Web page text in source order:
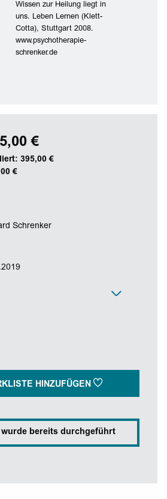
Wissen zur Heilung liegt in
uns. Leben Lernen (Klett-
Cotta), Stuttgart 2008.
www.psychotherapie-
schrenker.de
€
395,00 €
€
Schrenker
HINZUFÜGEN
wurde bereits durchgeführt